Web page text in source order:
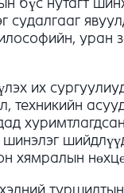
судалгааг
уран
их
техникийн
хямралын